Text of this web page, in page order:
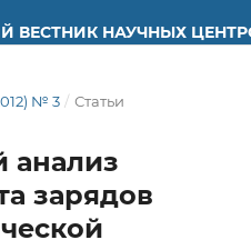
ВЕСТНИК НАУЧНЫХ
№ 3 / Статьи
анализ
зарядов